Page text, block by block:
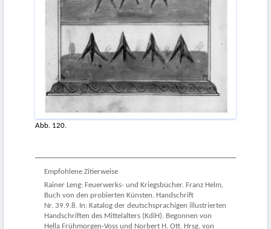
Abb. 120.
Empfohlene Zitierweise
Rainer Leng: Feuerwerks- und Kriegsbücher. Franz Helm,
Buch von den probierten Künsten. Handschrift
Nr. 39.9.8. In: Katalog der deutschsprachigen illustrierten
Handschriften des Mittelalters (KdiH). Begonnen von
Hella Frühmorgen-Voss und Norbert H. Ott. Hrsg. von